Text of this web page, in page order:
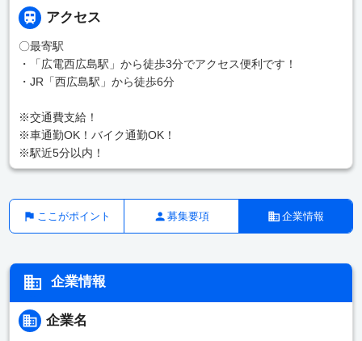
アクセス
〇最寄駅
・「広電西広島駅」から徒歩3分でアクセス便利です！
・JR「西広島駅」から徒歩6分
※交通費支給！
※車通勤OK！バイク通勤OK！
※駅近5分以内！
ここがポイント 募集要項 企業情報
企業情報
企業名